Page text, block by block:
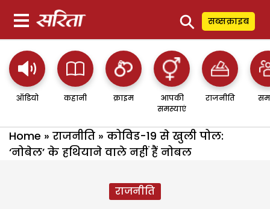
⚲ सब्सक्राइब
ऑडियो कहानी क्राइम
आपकी
समस्याएं
राजनीति
Home » राजनीति » कोविड-19 से खुली पोल:
‘नोबेल’ के हथियाने वाले नहीं हैं नोबल
राजनीति